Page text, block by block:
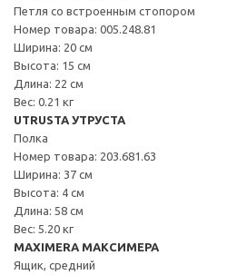
Петля со встроенным стопором
Номер товара: 005.248.81
Ширина: 20 см
Высота: 15 см
Длина: 22 см
Вес: 0.21 кг
UTRUSTA УТРУСТА
Полка
Номер товара: 203.681.63
Ширина: 37 см
Высота: 4 см
Длина: 58 см
Вес: 5.20 кг
MAXIMERA МАКСИМЕРА
Ящик, средний